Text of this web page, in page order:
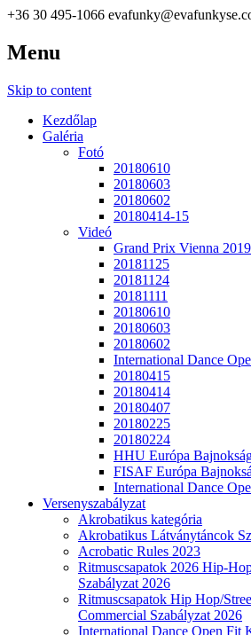
+36 30 495-1066
Táncversenye
Ritmuscsapatok Országos Táncversenye
Menu
Skip to content
Kezdőlap
Galéria
Fotó
20180610
20180603
20180602
20180414-15
Videó
Grand Prix Vienna 2019
20181125
20181124
20181111
20180610
20180603
20180602
International Dance
20180415
20180414
20180407
20180225
20180224
HHU Európa
FISAF Európa
International Dance
Versenyszabályzat
Akrobatikus kategória
Akrobatikus Látványtáncok
Acrobatic Rules 2023
Ritmuscsapatok 2026 Hip-
Szabályzat 2026
Ritmuscsapatok Hip Hop/
Commercial Szabályzat 2026
International Dance Open Fit